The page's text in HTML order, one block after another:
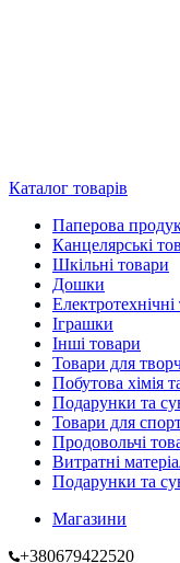
Каталог товарів
Паперова
Канцелярські
Шкільні товари
Дошки
Електротехнічні
Іграшки
Інші товари
Товари для
Побутова хімія
Подарунки та
Товари для
Продовольчі
Витратні
Подарунки та
Магазини
+380679422520